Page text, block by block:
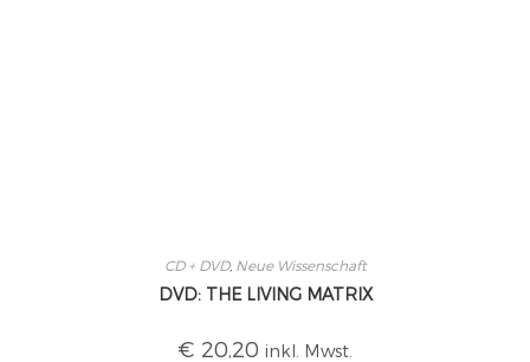
CD + DVD, Neue Wissenschaft
DVD: THE LIVING MATRIX
€ 20,20 inkl. Mwst.